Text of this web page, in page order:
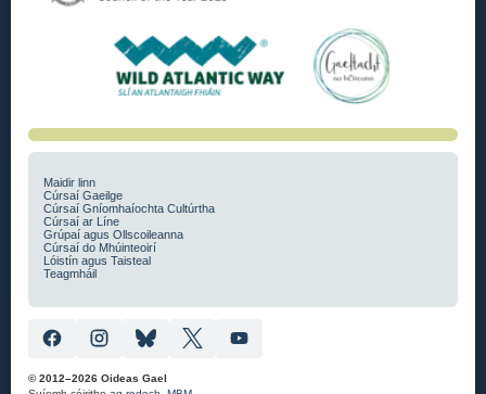
Maidir linn
Cúrsaí Gaeilge
Cúrsaí Gníomhaíochta Cultúrtha
Cúrsaí ar Líne
Grúpaí agus Ollscoileanna
Cúrsaí do Mhúinteoirí
Lóistín agus Taisteal
Teagmháil
© 2012–2026 Oideas Gael